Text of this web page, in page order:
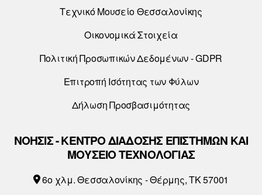
Τεχνικό Μουσείο Θεσσαλονίκης
Οικονομικά Στοιχεία
Πολιτική Προσωπικών Δεδομένων - GDPR
Επιτροπή Ισότητας των Φύλων
Δήλωση Προσβασιμότητας
ΝΟΗΣΙΣ - ΚΕΝΤΡΟ ΔΙΑΔΟΣΗΣ ΕΠΙΣΤΗΜΩΝ ΚΑΙ
ΜΟΥΣΕΙΟ ΤΕΧΝΟΛΟΓΙΑΣ
6o χλμ. Θεσσαλονίκης - Θέρμης, ΤΚ 57001